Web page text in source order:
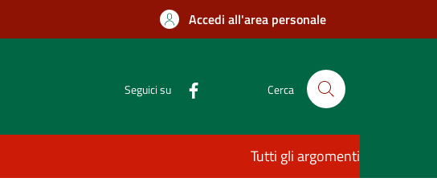
Accedi all'area personale
Seguici su Cerca
Tutti gli argomenti